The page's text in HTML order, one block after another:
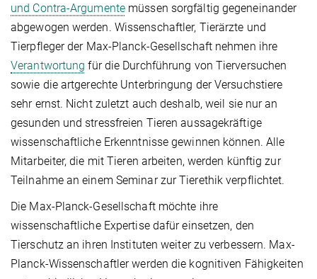
und Contra-Argumente müssen sorgfältig gegeneinander
abgewogen werden. Wissenschaftler, Tierärzte und
Tierpfleger der Max-Planck-Gesellschaft nehmen ihre
Verantwortung für die Durchführung von Tierversuchen
sowie die artgerechte Unterbringung der Versuchstiere
sehr ernst. Nicht zuletzt auch deshalb, weil sie nur an
gesunden und stressfreien Tieren aussagekräftige
wissenschaftliche Erkenntnisse gewinnen können. Alle
Mitarbeiter, die mit Tieren arbeiten, werden künftig zur
Teilnahme an einem Seminar zur Tierethik verpflichtet.
Die Max-Planck-Gesellschaft möchte ihre
wissenschaftliche Expertise dafür einsetzen, den
Tierschutz an ihren Instituten weiter zu verbessern. Max-
Planck-Wissenschaftler werden die kognitiven Fähigkeiten